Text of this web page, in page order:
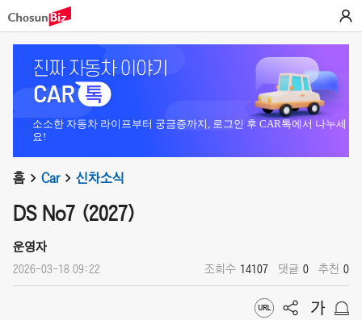
소소한 자동차 라이프부터 궁금증까지, 로그인 후 CAR톡에서 나누세
요!
홈 Car 신차소식
DS No7 (2027)
운영자
2026-03-18 09:22 조회수 14107 댓글 0 추천 0